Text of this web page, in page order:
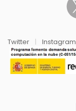
Twitter | Instagram